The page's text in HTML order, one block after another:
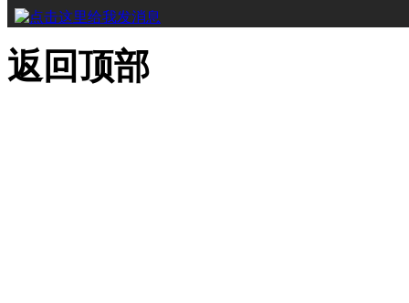
返回顶部